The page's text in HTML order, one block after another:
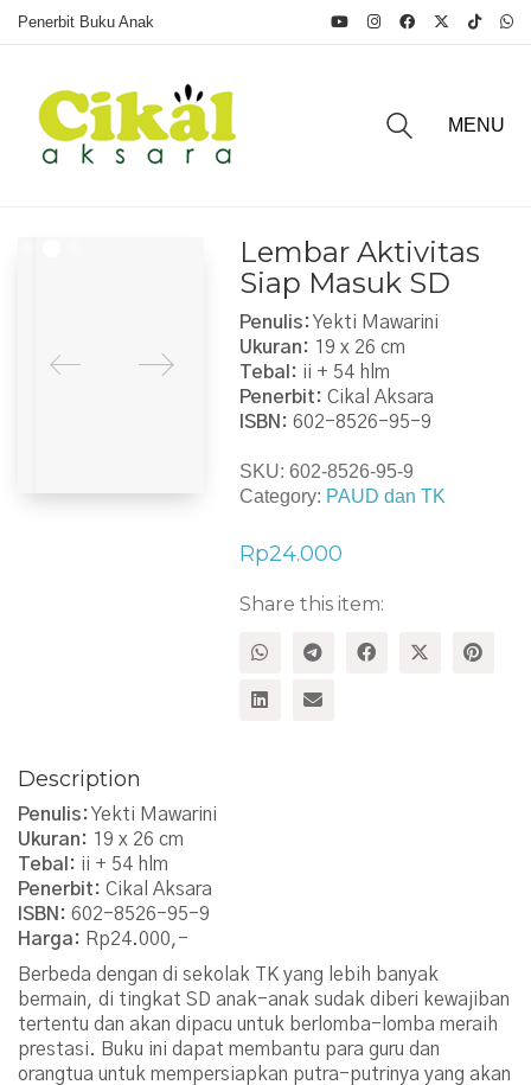
Penerbit Buku Anak
MENU
Lembar Aktivitas
Siap Masuk SD
Penulis:Yekti Mawarini
Ukuran: 19 x 26 cm
Tebal: ii + 54 hlm
Penerbit: Cikal Aksara
ISBN: 602-8526-95-9
SKU: 602-8526-95-9
Category: PAUD dan TK
Rp24.000
Share this item:
Description
Penulis:Yekti Mawarini
Ukuran: 19 x 26 cm
Tebal: ii + 54 hlm
Penerbit: Cikal Aksara
ISBN: 602-8526-95-9
Harga: Rp24.000,-
Berbeda dengan di sekolak TK yang lebih banyak
bermain, di tingkat SD anak-anak sudak diberi kewajiban
tertentu dan akan dipacu untuk berlomba-lomba meraih
prestasi. Buku ini dapat membantu para guru dan
orangtua untuk mempersiapkan putra-putrinya yang akan